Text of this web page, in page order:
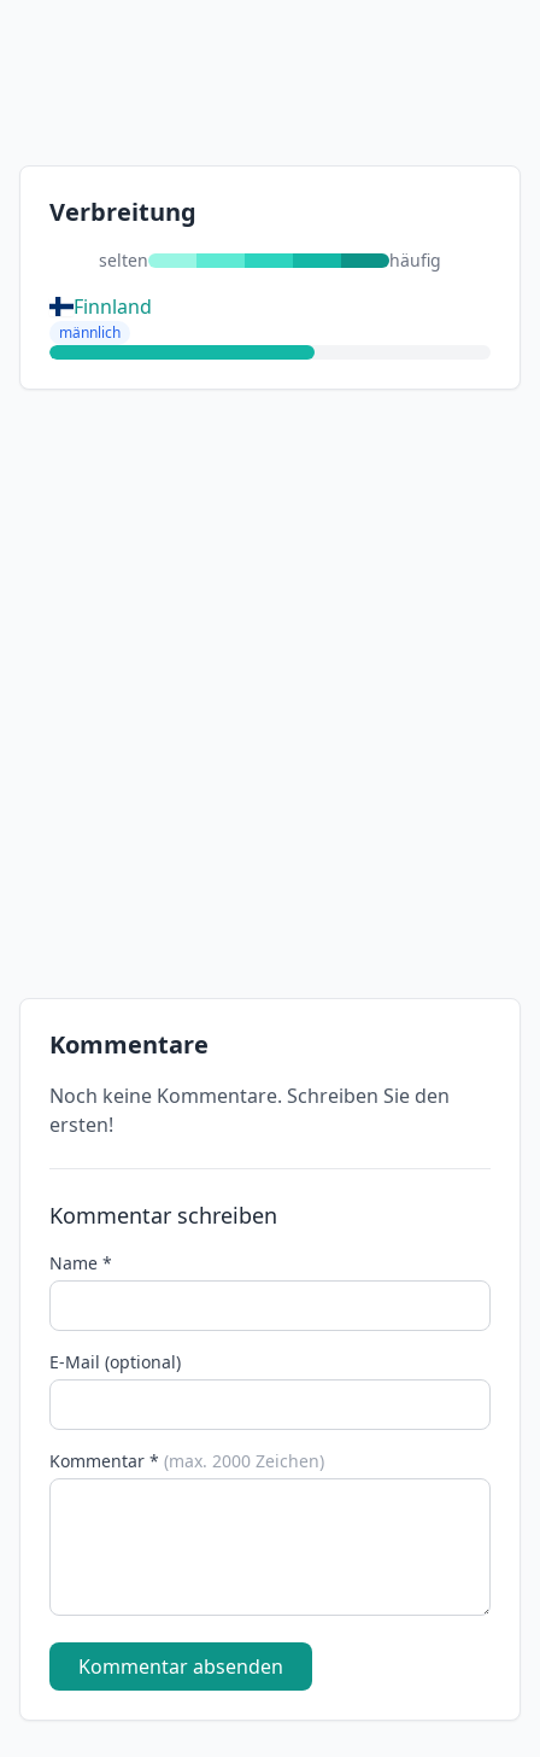
Verbreitung
selten häufig
Finnland
männlich
Kommentare
Noch keine Kommentare. Schreiben Sie den
ersten!
Kommentar schreiben
Name *
E-Mail (optional)
Kommentar * (max. 2000 Zeichen)
Kommentar absenden